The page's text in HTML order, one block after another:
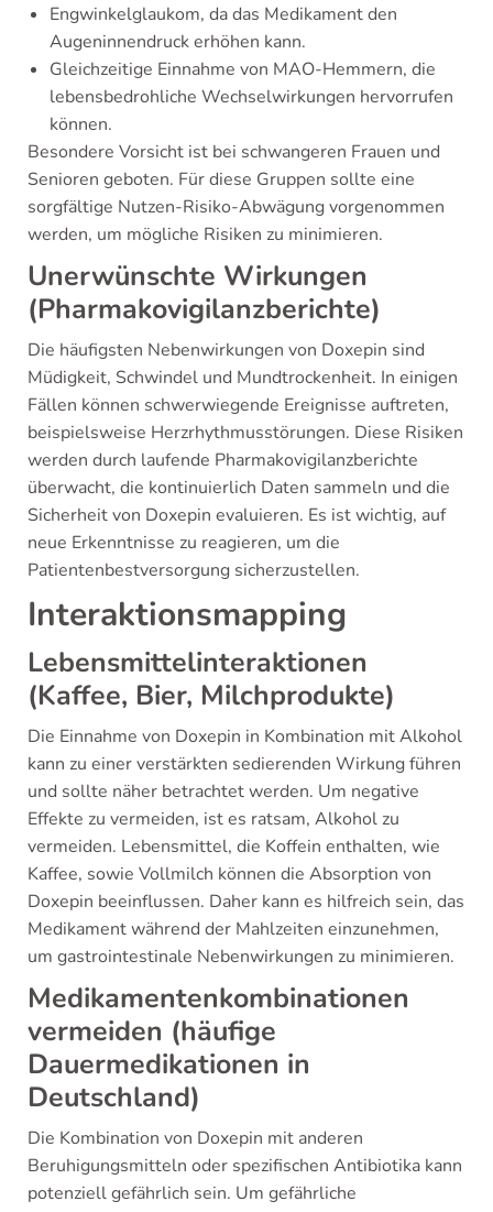
Engwinkelglaukom, da das Medikament den
Augeninnendruck erhöhen kann.
Gleichzeitige Einnahme von MAO-Hemmern, die
lebensbedrohliche Wechselwirkungen hervorrufen
können.
Besondere Vorsicht ist bei schwangeren Frauen und
Senioren geboten. Für diese Gruppen sollte eine
sorgfältige Nutzen-Risiko-Abwägung vorgenommen
werden, um mögliche Risiken zu minimieren.
Unerwünschte Wirkungen
(Pharmakovigilanzberichte)
Die häufigsten Nebenwirkungen von Doxepin sind
Müdigkeit, Schwindel und Mundtrockenheit. In einigen
Fällen können schwerwiegende Ereignisse auftreten,
beispielsweise Herzrhythmusstörungen. Diese Risiken
werden durch laufende Pharmakovigilanzberichte
überwacht, die kontinuierlich Daten sammeln und die
Sicherheit von Doxepin evaluieren. Es ist wichtig, auf
neue Erkenntnisse zu reagieren, um die
Patientenbestversorgung sicherzustellen.
Interaktionsmapping
Lebensmittelinteraktionen
(Kaffee, Bier, Milchprodukte)
Die Einnahme von Doxepin in Kombination mit Alkohol
kann zu einer verstärkten sedierenden Wirkung führen
und sollte näher betrachtet werden. Um negative
Effekte zu vermeiden, ist es ratsam, Alkohol zu
vermeiden. Lebensmittel, die Koffein enthalten, wie
Kaffee, sowie Vollmilch können die Absorption von
Doxepin beeinflussen. Daher kann es hilfreich sein, das
Medikament während der Mahlzeiten einzunehmen,
um gastrointestinale Nebenwirkungen zu minimieren.
Medikamentenkombinationen
vermeiden (häufige
Dauermedikationen in
Deutschland)
Die Kombination von Doxepin mit anderen
Beruhigungsmitteln oder spezifischen Antibiotika kann
potenziell gefährlich sein. Um gefährliche